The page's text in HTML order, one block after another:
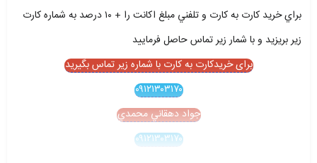
براي خريد کارت به کارت و تلفني مبلغ اکانت را + ۱۰ درصد به شماره کارت
زير بريزيد و با شمار زير تماس حاصل فرماييد
برای خریدکارت به کارت با شماره زیر تماس بگیرید
۰۹۱۲۱۳۰۳۱۷۰
جواد دهقاني محمدي
۰۹۱۲۱۳۰۳۱۷۰